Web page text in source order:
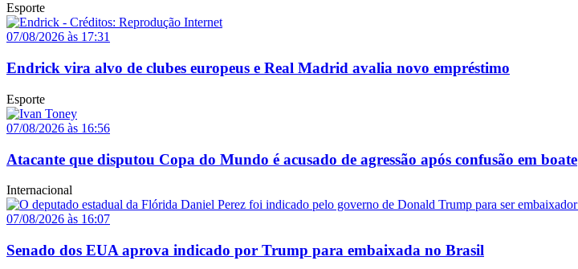
Esporte
07/08/2026 às 17:31
Endrick vira alvo de clubes europeus e Real Madrid avalia novo empréstimo
Esporte
07/08/2026 às 16:56
Atacante que disputou Copa do Mundo é acusado de agressão após confusão em boate
Internacional
07/08/2026 às 16:07
Senado dos EUA aprova indicado por Trump para embaixada no Brasil